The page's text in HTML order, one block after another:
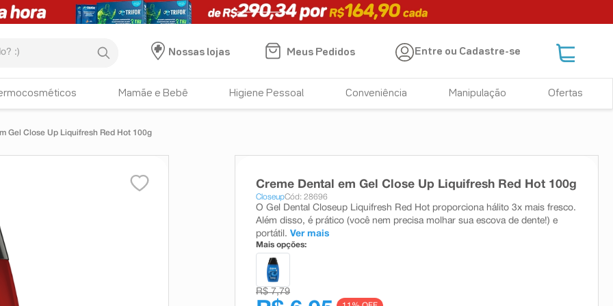
Nossas lojas
Meus Pedidos Entre ou Cadastre-se
Mamãe e Bebê Higiene Pessoal Conveniência Manipulação Ofertas
Gel Close Up Liquifresh Red Hot 100g
Creme Dental em Gel Close Up Liquifresh Red Hot 100g
CloseupCód: 28696
O Gel Dental Closeup Liquifresh Red Hot proporciona hálito 3x mais fresco.
Além disso, é prático (você nem precisa molhar sua escova de dente!) e
portátil. Ver mais
Mais opções:
R$ 7,79